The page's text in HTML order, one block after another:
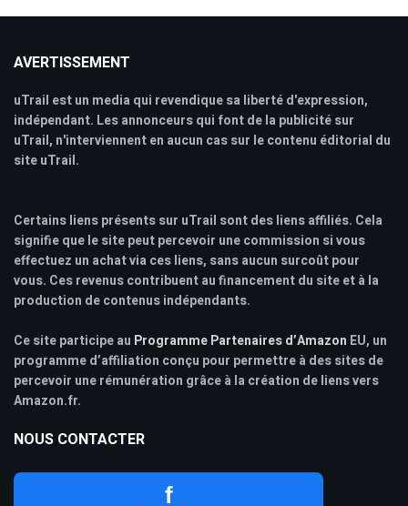
AVERTISSEMENT
uTrail est un media qui revendique sa liberté d'expression,
indépendant. Les annonceurs qui font de la publicité sur
uTrail, n'interviennent en aucun cas sur le contenu éditorial du
site uTrail.
Certains liens présents sur uTrail sont des liens affiliés. Cela
signifie que le site peut percevoir une commission si vous
effectuez un achat via ces liens, sans aucun surcoût pour
vous. Ces revenus contribuent au financement du site et à la
production de contenus indépendants.
Ce site participe au Programme Partenaires d’Amazon EU, un
programme d’affiliation conçu pour permettre à des sites de
percevoir une rémunération grâce à la création de liens vers
Amazon.fr.
NOUS CONTACTER
f